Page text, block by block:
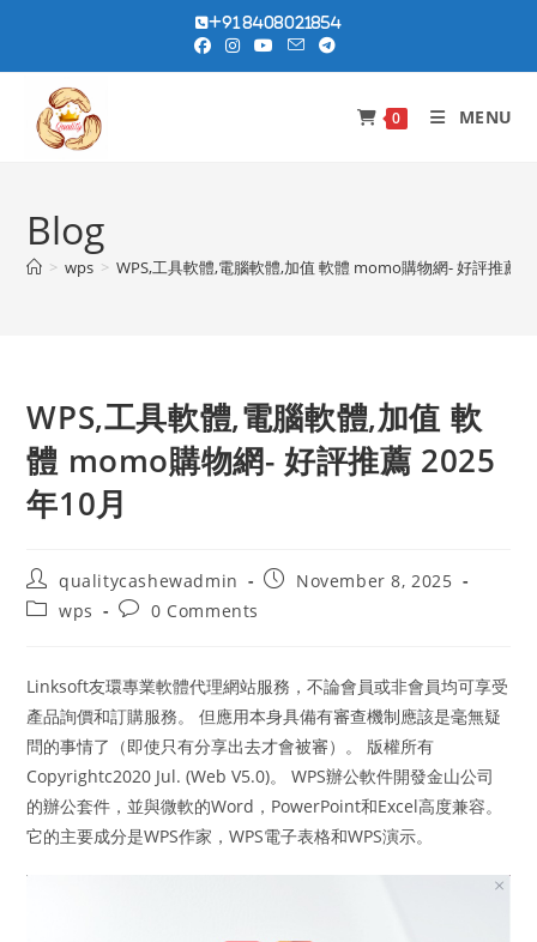
content
+91 8408021854
0 MENU
Blog
> wps > WPS,工具軟體,電腦軟體,加值 軟體 momo購物網- 好評推薦
WPS,工具軟體,電腦軟體,加值 軟
體 momo購物網- 好評推薦 2025
年10月
Post
author:
qualitycashewadmin
PostNovember 8, 2025
Postwps
Post0 Comments
Linksoft友環專業軟體代理網站服務，不論會員或非會員均可享受
產品詢價和訂購服務。 但應用本身具備有審查機制應該是毫無疑
問的事情了（即使只有分享出去才會被審）。 版權所有
Copyrightc2020 Jul. (Web V5.0)。 WPS辦公軟件開發金山公司
的辦公套件，並與微軟的Word，PowerPoint和Excel高度兼容。
它的主要成分是WPS作家，WPS電子表格和WPS演示。